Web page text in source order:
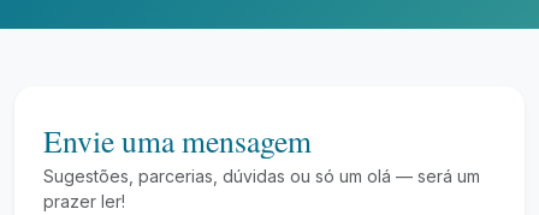
Envie uma mensagem
Sugestões, parcerias, dúvidas ou só um olá — será um
prazer ler!